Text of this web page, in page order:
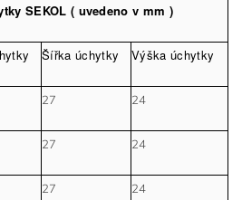
SEKOL ( uvedeno v mm )
Šířka úchytky Výška úchytky
27 24
27 24
27 24